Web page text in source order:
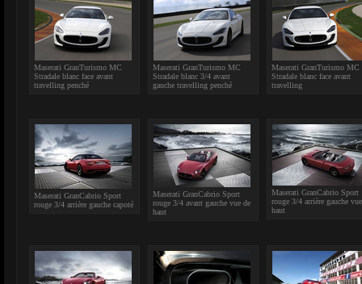
Maserati GranTurismo MC
Stradale blanc face avant
travelling penché
Maserati GranTurismo MC
Stradale blanc 3/4 avant
gauche travelling penché
Maserati GranTurismo MC
Stradale blanc face avant
travelling
Maserati GranCabrio Sport
rouge 3/4 arrière gauche capoté
Maserati GranCabrio Sport
rouge 3/4 avant gauche vue de
haut
Maserati GranCabrio Sport
rouge 3/4 arrière gauche
haut